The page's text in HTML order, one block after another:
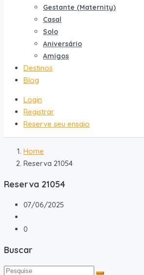
Gestante (Maternity)
Casal
Solo
Aniversário
Amigos
Destinos
Blog
Login
Registrar
Reserve seu ensaio
Home
Reserva 21054
Reserva 21054
07/06/2025
0
Buscar